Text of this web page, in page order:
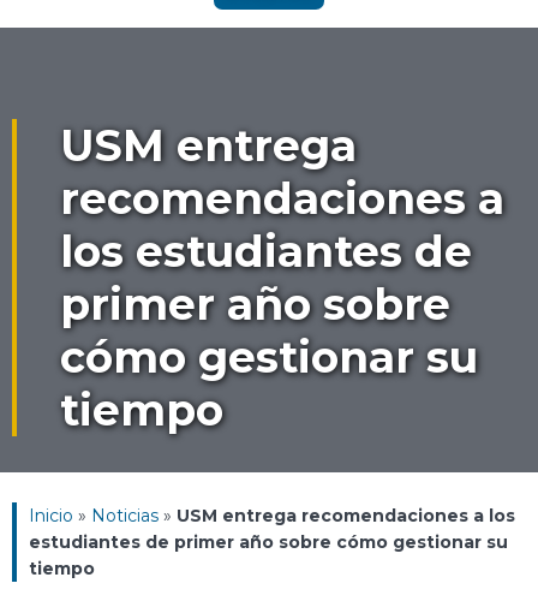
USM entrega
recomendaciones a
los estudiantes de
primer año sobre
cómo gestionar su
tiempo
Inicio » Noticias » USM entrega recomendaciones a los
estudiantes de primer año sobre cómo gestionar su
tiempo